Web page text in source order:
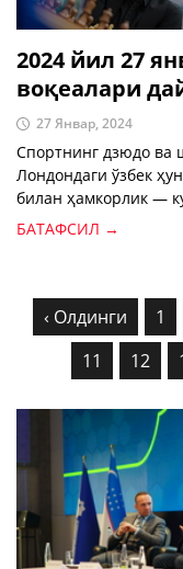
2024 йил 27
воқеалари
27 Январ, 2024
Спортнинг дзюдо ва
Лондондаги ўзбек
билан ҳамкорлик —
БАТАФСИЛ →
‹ Олдинги 1
11
12